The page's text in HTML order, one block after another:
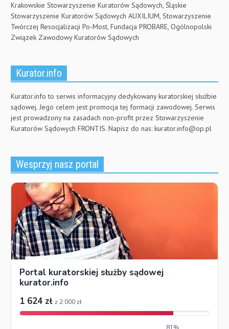
Krakowskie Stowarzyszenie Kuratorów Sądowych, Śląskie
Stowarzyszenie Kuratorów Sądowych AUXILIUM, Stowarzyszenie
Twórczej Resocjalizacji Po-Most, Fundacja PROBARE, Ogólnopolski
Związek Zawodowy Kuratorów Sądowych
Kurator.info
Kurator.info to serwis informacyjny dedykowany kuratorskiej służbie
sądowej. Jego celem jest promocja tej formacji zawodowej. Serwis
jest prowadzony na zasadach non-profit przez Stowarzyszenie
Kuratorów Sądowych FRONTIS. Napisz do nas: kurator.info@op.pl
Wesprzyj nasz portal